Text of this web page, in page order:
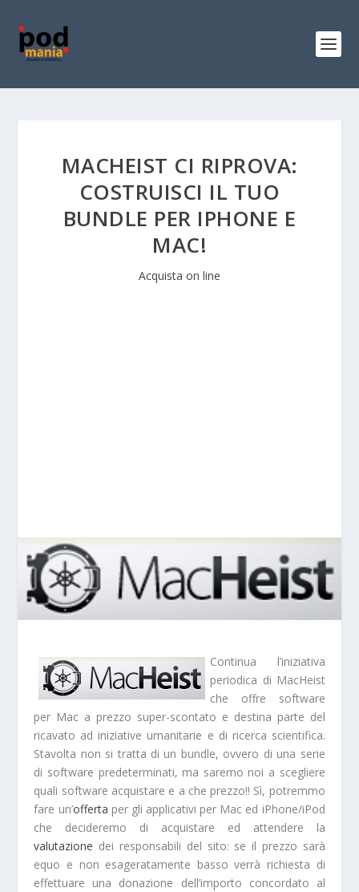
MACHEIST CI RIPROVA:
COSTRUISCI IL TUO
BUNDLE PER IPHONE E
MAC!
Acquista on line
Continua l’iniziativa
periodica di MacHeist
che offre software
per Mac a prezzo super-scontato e destina parte del
ricavato ad iniziative umanitarie e di ricerca scientifica.
Stavolta non si tratta di un bundle, ovvero di una serie
di software predeterminati, ma saremo noi a scegliere
quali software acquistare e a che prezzo!! Sì, potremmo
fare un’offerta per gli applicativi per Mac ed iPhone/iPod
che decideremo di acquistare ed attendere la
valutazione dei responsabili del sito: se il prezzo sarà
equo e non esageratamente basso verrà richiesta di
effettuare una donazione dell’importo concordato al